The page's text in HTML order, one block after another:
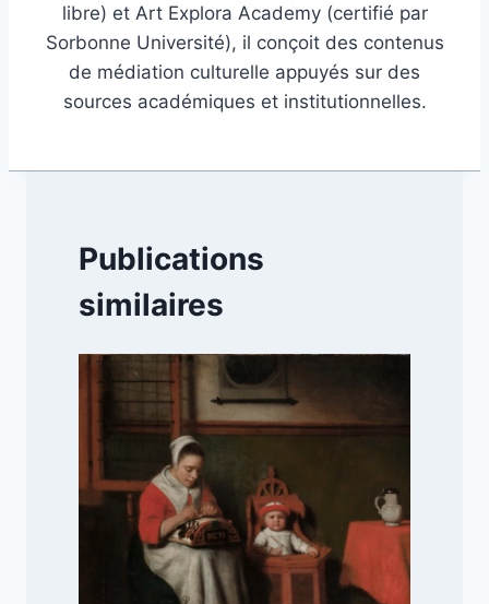
libre) et Art Explora Academy (certifié par
Sorbonne Université), il conçoit des contenus
de médiation culturelle appuyés sur des
sources académiques et institutionnelles.
Publications
similaires